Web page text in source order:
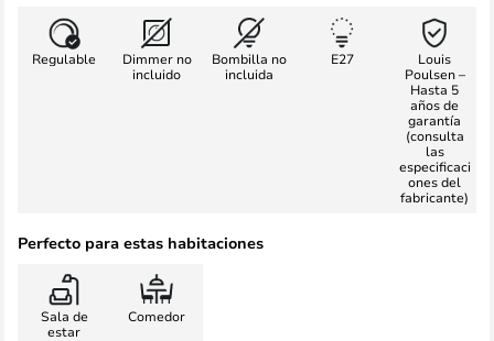
Regulable
Dimmer no
incluido
Bombilla no
incluida
E27
Louis
Poulsen –
Hasta 5
años de
garantía
(consulta
las
especificaci
ones del
fabricante)
Perfecto para estas habitaciones
Sala de
estar
Comedor